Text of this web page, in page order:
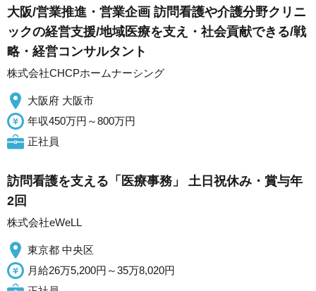
大阪/営業推進・営業企画 訪問看護や介護分野クリニ
ックの経営支援/地域医療を支え・社会貢献できる/戦
略・経営コンサルタント
株式会社CHCPホームナーシング
大阪府 大阪市
年収450万円～800万円
正社員
訪問看護を支える「医療事務」 土日祝休み・賞与年
2回
株式会社eWeLL
東京都 中央区
月給26万5,200円～35万8,020円